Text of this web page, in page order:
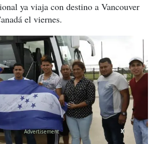
ya viaja con destino a Vancouver
el viernes.
X
X
X